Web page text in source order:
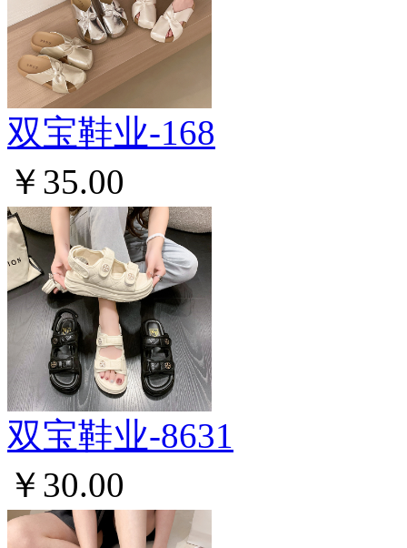
双宝鞋业-168
￥35.00
双宝鞋业-8631
￥30.00